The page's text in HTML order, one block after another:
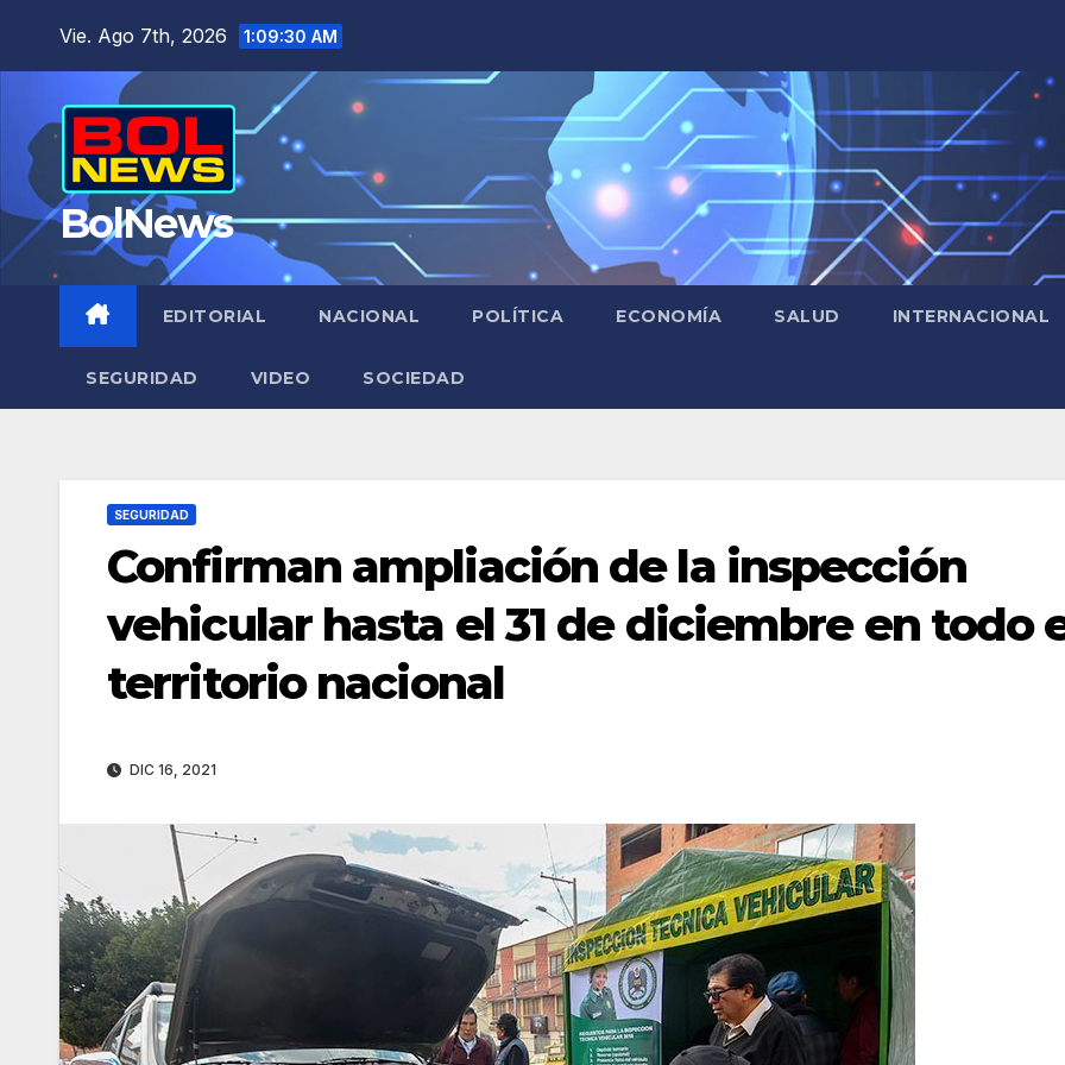
Vie. Ago 7th, 2026 1:09:30 AM
BolNews
EDITORIAL NACIONAL POLÍTICA ECONOMÍA SALUD INTERNACIONAL
SEGURIDAD VIDEO SOCIEDAD
SEGURIDAD
Confirman ampliación de la inspección
vehicular hasta el 31 de diciembre en todo
territorio nacional
DIC 16, 2021